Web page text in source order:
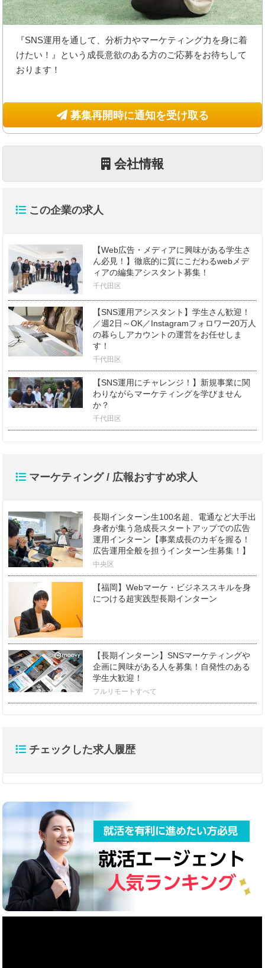
『SNS運用を通して、分析力やマーケティング力を身に着
けたい！』という成長意欲のある方のご応募をお待ちして
おります！
募集再開時に通知を受け取る
会社情報
この企業の求人
【Web広告・メディアに興味がある学生さ
ん必見！】徹底的に質にこだわるwebメデ
ィアの編集アシスタント募集！
千代田区
【SNS運用アシスタント】学生さん歓迎！
／週2日～OK／Instagramフォロワー20万人
の暮らしアカウントの運営をお任せしま
す！
千代田区
【SNS運用にチャレンジ！】新規事業に関
わりながらマーケティングを学びません
か？
千代田区
マーケティング / 広報おすすめ求人
長期インターン生100名超、電通など大手出
身者が集う急成長スタートアップでの広告
運用インターン【事業成長のカギを握る！
広告運用全般を担うインターン生募集！】
中央区
【福岡】Webマーケ・ビジネススキルを身
につける超実践型長期インターン
【長期インターン】SNSマーケティングや
企画に興味がある人を募集！自発性のある
学生大歓迎！
フルリモートすべて
チェックした求人履歴